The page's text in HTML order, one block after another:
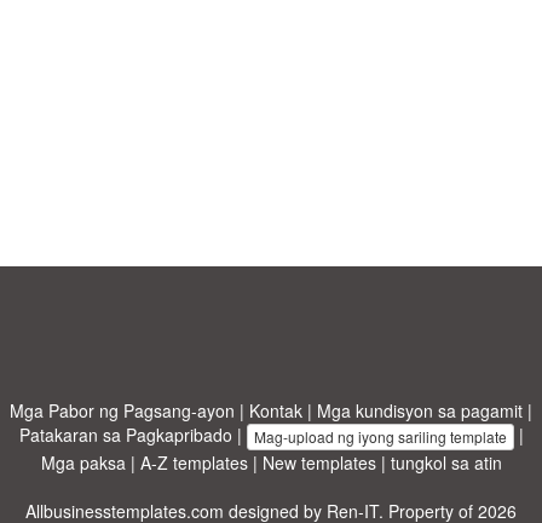
Mga Pabor ng Pagsang-ayon | Kontak | Mga kundisyon sa pagamit |
Patakaran sa Pagkapribado | Mag-upload ng iyong sariling template |
Mga paksa| A-Z templates| New templates| tungkol sa atin
Allbusinesstemplates.com designed by Ren-IT. Property of 2026